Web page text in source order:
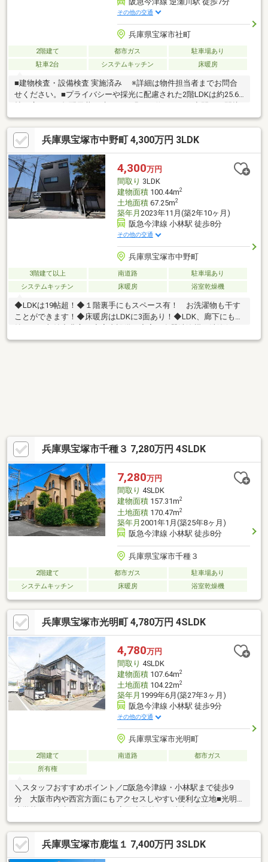
その他の交通
兵庫県宝塚市社町
2階建て 都市ガス
駐車場あり
駐車2台
システムキッチン 床暖房
■建物検査・設備検査 実施済み ※詳細は物件担当者までお問合
せください。■プライバシーや採光に配慮された2階LDKは約25.6
照明付きで夜は柔らかな光に包まれます。■LDとキッチンに床暖
房の設置有り。■IHクッキングヒーター搭載の対面式キッチン。■
各階に鏡と手洗いカウンターが備わったトイレ有り。■1階洗面所
と2階ユーティリティの2か所に洗濯機設置が可能。■各居室には
ウォークインクローゼットや押入など、収納豊富。■1階窓には電
動シャッターが採用。■駐車2台分可能(車種制限有り)■2006年7月
建築
兵庫県宝塚市中野町 4,300万円 3LDK
4,300万円
間取り 3LDK
建物面積100.44m2
土地面積67.25m2
築年月 2023年11月(築2年10ヶ月)
阪急今津線 小林駅 徒歩8分
その他の交通
兵庫県宝塚市中野町
3階建て以上 南道路
駐車場あり
システムキッチン
床暖房 浴室乾燥機
◆LDKは19帖超！◆１階裏手にもスペース有！ お洗濯物も干す
ことができます！◆床暖房はLDKに3面あり！◆LDK、廊下にも収
座・浴室乾燥機・シャンプードレッサー・ミストサウナ・追い炊
兵庫県宝塚市千種３ 7,280万円 4SLDK
7,280万円
間取り 4SLDK
建物面積157.31m2
土地面積170.47m2
築年月 2001年1月(築25年8ヶ月)
阪急今津線 小林駅 徒歩8分
兵庫県宝塚市千種３
2階建て 都市ガス
駐車場あり
システムキッチン
床暖房 浴室乾燥機
兵庫県宝塚市光明町 4,780万円 4SLDK
4,780万円
間取り 4SLDK
建物面積107.64m2
土地面積104.22m2
築年月 1999年6月(築27年3ヶ月)
阪急今津線 小林駅 徒歩9分
その他の交通
兵庫県宝塚市光明町
2階建て 南道路
都市ガス
所有権
＼スタッフおすすめポイント／□阪急今津線・小林駅まで徒歩9
分 大阪市内や西宮方面にもアクセスしやすい便利な立地■光明
どちらも徒歩10分圏内でお子様も安心して通学いただけます□南
東角地！開放感があり、陽当り・通風◎ 南側の前面道路幅員は
約6.0ｍあり、お車の出し入れも楽ちん■多目的に使えるフリース
ペースや大容量の納戸が備わった収納豊富な4SLDK 2階部分の
兵庫県宝塚市鹿塩１ 7,400万円 3SLDK